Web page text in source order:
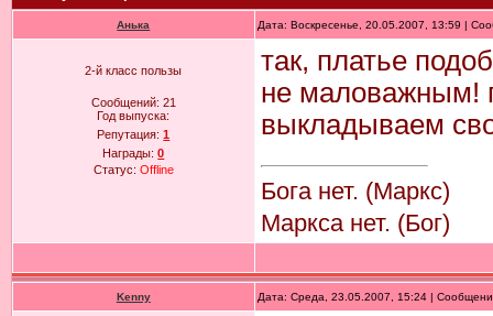
Анька Дата: Воскресенье, 20.05.2007, 13:59 |
2-й класс пользы
Сообщений: 21
Год выпуска:
Репутация:1
Награды:0
Статус: Offline
так, платье
не маловажным!
выкладываем
Бога нет. (Маркс)
Маркса нет. (Бог)
Kenny Дата: Среда, 23.05.2007, 15:24 |